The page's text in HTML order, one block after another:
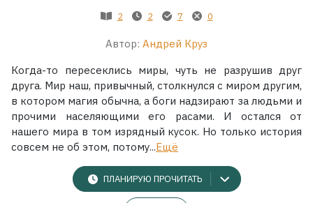
2 2 7 0
Автор: Андрей Круз
Когда-то пересеклись миры, чуть не разрушив друг
друга. Мир наш, привычный, столкнулся с миром другим,
в котором магия обычна, а боги надзирают за людьми и
прочими населяющими его расами. И остался от
нашего мира в том изрядный кусок. Но только история
совсем не об этом, потому...Ещё
ПЛАНИРУЮ ПРОЧИТАТЬ